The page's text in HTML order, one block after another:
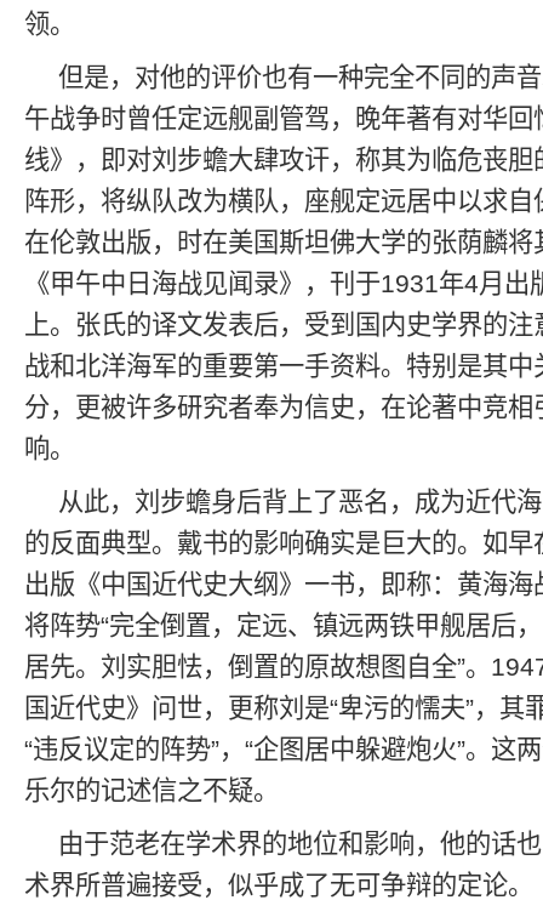
领。
但是，对他的评价也有一种完全不同的声
午战争时曾任定远舰副管驾，晚年著有对华回
线》，即对刘步蟾大肆攻讦，称其为临危丧
阵形，将纵队改为横队，座舰定远居中以求
在伦敦出版，时在美国斯坦佛大学的张荫麟
《甲午中日海战见闻录》，刊于1931年4月出
上。张氏的译文发表后，受到国内史学界的
战和北洋海军的重要第一手资料。特别是其
分，更被许多研究者奉为信史，在论著中竞
响。
从此，刘步蟾身后背上了恶名，成为近代
的反面典型。戴书的影响确实是巨大的。如
出版《中国近代史大纲》一书，即称：黄海
将阵势“完全倒置，定远、镇远两铁甲舰居后
居先。刘实胆怯，倒置的原故想图自全”。
国近代史》问世，更称刘是“卑污的懦夫”，其
“违反议定的阵势”，“企图居中躲避炮火”。这
乐尔的记述信之不疑。
由于范老在学术界的地位和影响，他的话
术界所普遍接受，似乎成了无可争辩的定论。